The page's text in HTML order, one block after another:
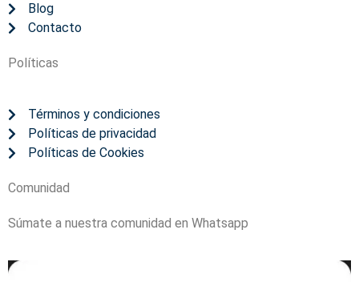
Blog
Contacto
Políticas
Términos y condiciones
Políticas de privacidad
Políticas de Cookies
Comunidad
Súmate a nuestra comunidad en Whatsapp